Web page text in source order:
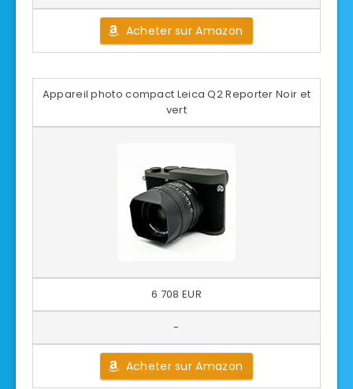
Acheter sur Amazon
Appareil photo compact Leica Q2 Reporter Noir et
vert
6 708 EUR
-
Acheter sur Amazon